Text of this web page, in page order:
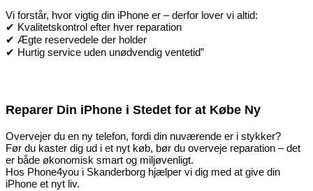
Vi forstår, hvor vigtig din iPhone er – derfor lover vi altid:
✔ Kvalitetskontrol efter hver reparation
✔ Ægte reservedele der holder
✔ Hurtig service uden unødvendig ventetid”
Reparer Din iPhone i Stedet for at Købe Ny
Overvejer du en ny telefon, fordi din nuværende er i stykker?
Før du kaster dig ud i et nyt køb, bør du overveje reparation – det
er både økonomisk smart og miljøvenligt.
Hos Phone4you i Skanderborg hjælper vi dig med at give din
iPhone et nyt liv.